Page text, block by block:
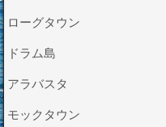
ローグタウン
ドラム島
アラバスタ
モックタウン